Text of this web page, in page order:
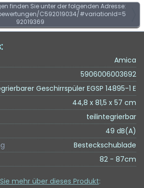
finden Sie unter der folgenden Adresse:
C592019034/#variationId=5
92019369
Amica
5906006003692
Geschirrspüler EGSP 14895-1 E
44,8 x 81,5 x 57 cm
teilintegrierbar
49 dB(A)
Besteckschublade
82 - 87cm
mehr über dieses Produkt: